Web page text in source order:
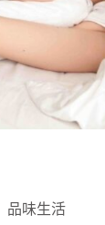
品味生活